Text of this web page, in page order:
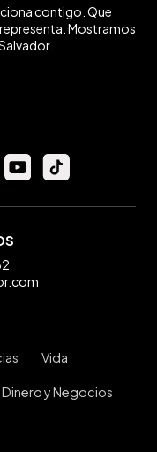
contigo. Que
Mostramos
Vida
Dinero y Negocios